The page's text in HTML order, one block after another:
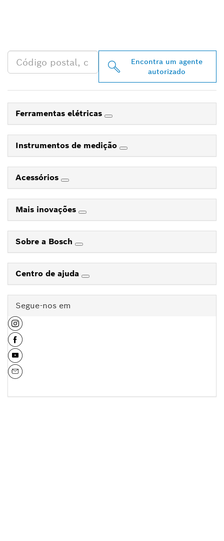
Encontra um agente
autorizado
Ferramentas elétricas
Instrumentos de medição
Acessórios
Mais inovações
Sobre a Bosch
Centro de ajuda
Segue-nos em